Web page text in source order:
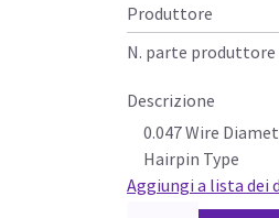
Produttore
N. parte produttore
Descrizione
0.047 Wire
Hairpin Type
Aggiungi a lista dei